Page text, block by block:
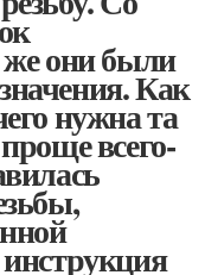
они были
Как
нужна та
всего-